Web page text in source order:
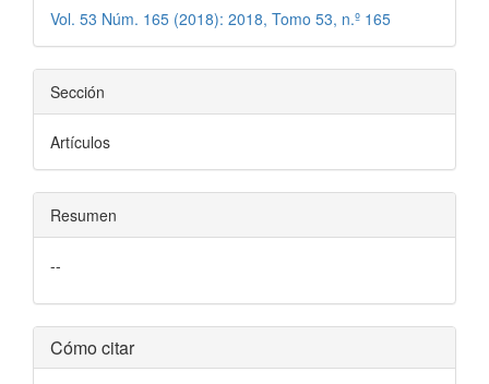
Vol. 53 Núm. 165 (2018): 2018, Tomo 53, n.º 165
Sección
Artículos
Resumen
--
Detalles
Cómo citar